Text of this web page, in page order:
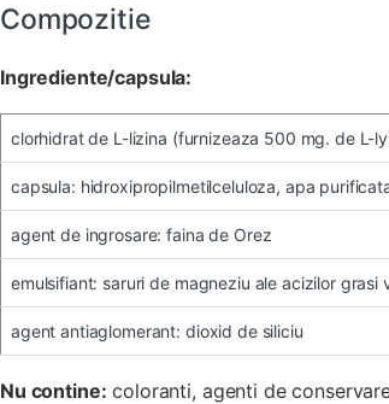
Compozitie
Ingrediente/capsula:
clorhidrat de L-lizina (furnizeaza 500 mg. de L-
capsula: hidroxipropilmetilceluloza, apa
agent de ingrosare: faina de Orez
emulsifiant: saruri de magneziu ale acizilor grasi
agent antiaglomerant: dioxid de siliciu
Nu contine: coloranti, agenti de